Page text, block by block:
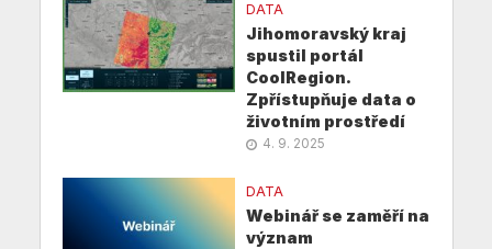
DATA
Jihomoravský kraj
spustil portál
CoolRegion.
Zpřístupňuje data o
životním prostředí
4. 9. 2025
DATA
Webinář se zaměří na
význam